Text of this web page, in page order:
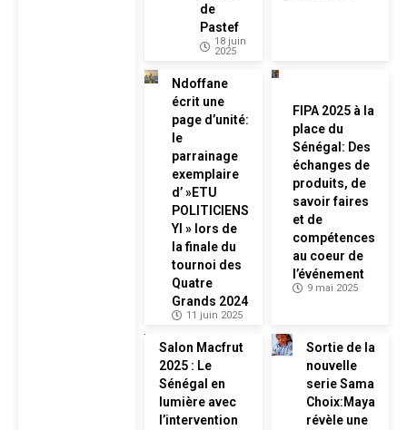
de
Pastef
18 juin
2025
Ndoffane
écrit une
page d’unité:
le
parrainage
exemplaire
d’ »ETU
POLITICIENS
YI » lors de
la finale du
tournoi des
Quatre
Grands 2024
11 juin 2025
FIPA 2025 à la
place du
Sénégal: Des
échanges de
produits, de
savoir faires
et de
compétences
au coeur de
l’événement
9 mai 2025
Salon Macfrut
2025 : Le
Sénégal en
lumière avec
l’intervention
Sortie de la
nouvelle
serie Sama
Choix:Maya
révèle une